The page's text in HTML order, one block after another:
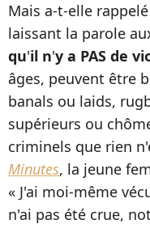
Mais a-t-elle
laissant la parole
qu'il n'y a PAS de
âges, peuvent être
banals ou laids,
supérieurs ou
criminels que rien
Minutes, la jeune
« J'ai moi-même
n'ai pas été crue,